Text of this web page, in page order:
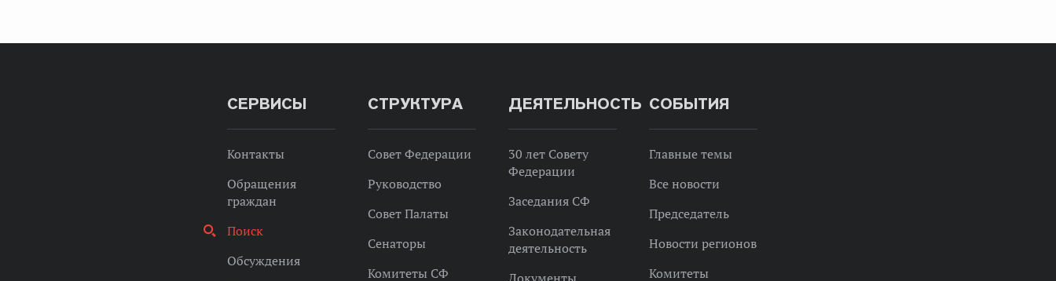
СЕРВИСЫ
Контакты
Обращения
граждан
Поиск
Обсуждения
СТРУКТУРА
Совет Федерации
Руководство
Совет Палаты
Сенаторы
Комитеты СФ
ДЕЯТЕЛЬНОСТЬ
30 лет Совету
Федерации
Заседания СФ
Законодательная
деятельность
Документы
СОБЫТИЯ
Главные темы
Все новости
Председатель
Новости регионов
Комитеты